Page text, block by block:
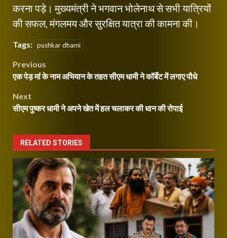
करना पड़े। मुख्यमंत्री ने भगवान भोलेनाथ से सभी यात्रियों
की सफल, मंगलमय और सुरक्षित यात्रा की कामना की।
Tags: pushkar dhami
Post
Previous
एक पेड़ मां के नाम अभियान के तहत सीएम धामी ने कॉर्बेट में लगाए पौधे
Next
सीएम पुष्कर धामी ने अपने खेत में हल चलाकर की धान की रोपाई
RELATED STORIES